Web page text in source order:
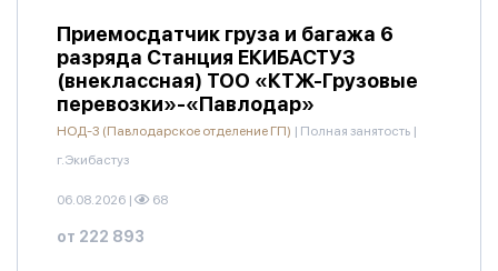
Приемосдатчик груза и багажа 6
разряда Станция ЕКИБАСТУЗ
(внеклассная) ТОО «КТЖ-Грузовые
перевозки»-«Павлодар»
НОД-3 (Павлодарское отделение ГП) | Полная занятость |
г.Экибастуз
06.08.2026 | 68
от 222 893